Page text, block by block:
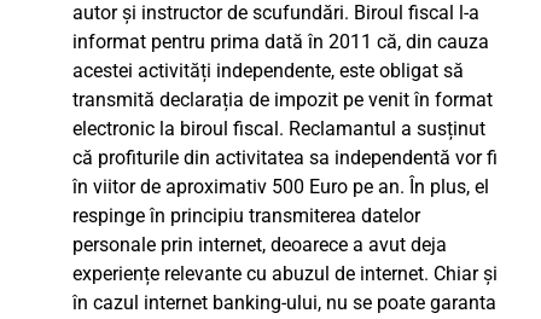
autor și instructor de scufundări. Biroul fiscal l-a
informat pentru prima dată în 2011 că, din cauza
acestei activități independente, este obligat să
transmită declarația de impozit pe venit în format
electronic la biroul fiscal. Reclamantul a susținut
că profiturile din activitatea sa independentă vor fi
în viitor de aproximativ 500 Euro pe an. În plus, el
respinge în principiu transmiterea datelor
personale prin internet, deoarece a avut deja
experiențe relevante cu abuzul de internet. Chiar și
în cazul internet banking-ului, nu se poate garanta